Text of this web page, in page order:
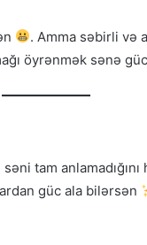
. Amma səbirli və
öyrənmək sənə
tam
güc ala bilərsən